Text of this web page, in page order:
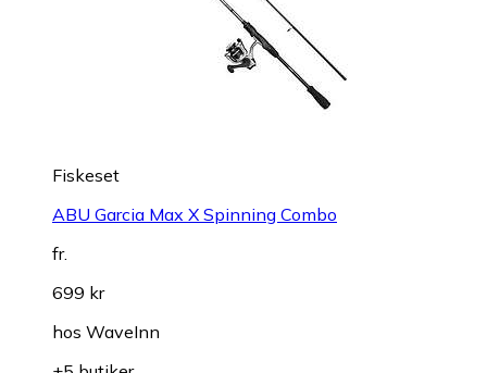
Fiskeset
ABU Garcia Max X Spinning Combo
fr.
699 kr
hos WaveInn